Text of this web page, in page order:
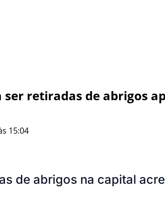
retiradas de abrigos
15:04
de abrigos na capital